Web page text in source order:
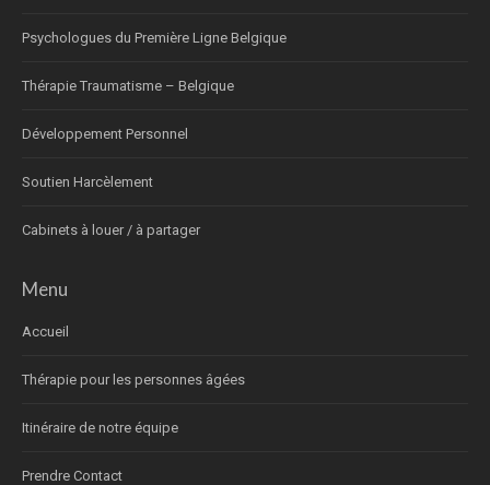
Psychologues du Première Ligne Belgique
Thérapie Traumatisme – Belgique
Développement Personnel
Soutien Harcèlement
Cabinets à louer / à partager
Menu
Accueil
Thérapie pour les personnes âgées
Itinéraire de notre équipe
Prendre Contact